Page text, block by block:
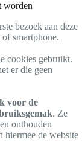
worden
bezoek aan deze
smartphone.
cookies gebruikt.
er die geen
voor de
. Ze
onthouden
de website